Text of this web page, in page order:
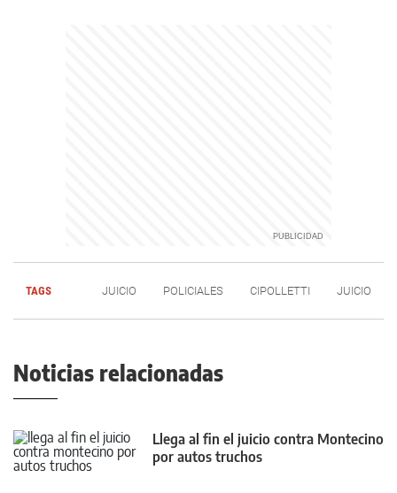
TAGS JUICIO POLICIALES CIPOLLETTI JUICIO
Noticias relacionadas
Llega al fin el juicio contra Montecino
por autos truchos